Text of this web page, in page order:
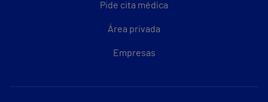
Pide cita médica
Área privada
Empresas